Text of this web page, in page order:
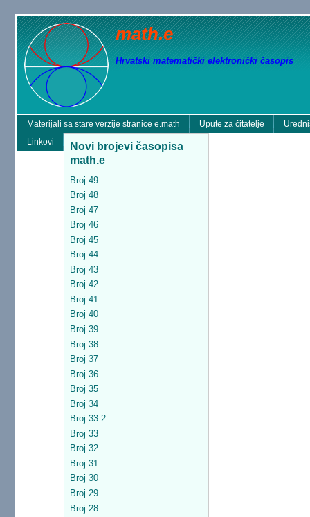
math.e
Hrvatski matematički elektronički časopis
Materijali sa stare verzije stranice e.math Upute za čitatelje
Linkovi
Novi brojevi časopisa
math.e
Broj 49
Broj 48
Broj 47
Broj 46
Broj 45
Broj 44
Broj 43
Broj 42
Broj 41
Broj 40
Broj 39
Broj 38
Broj 37
Broj 36
Broj 35
Broj 34
Broj 33.2
Broj 33
Broj 32
Broj 31
Broj 30
Broj 29
Broj 28